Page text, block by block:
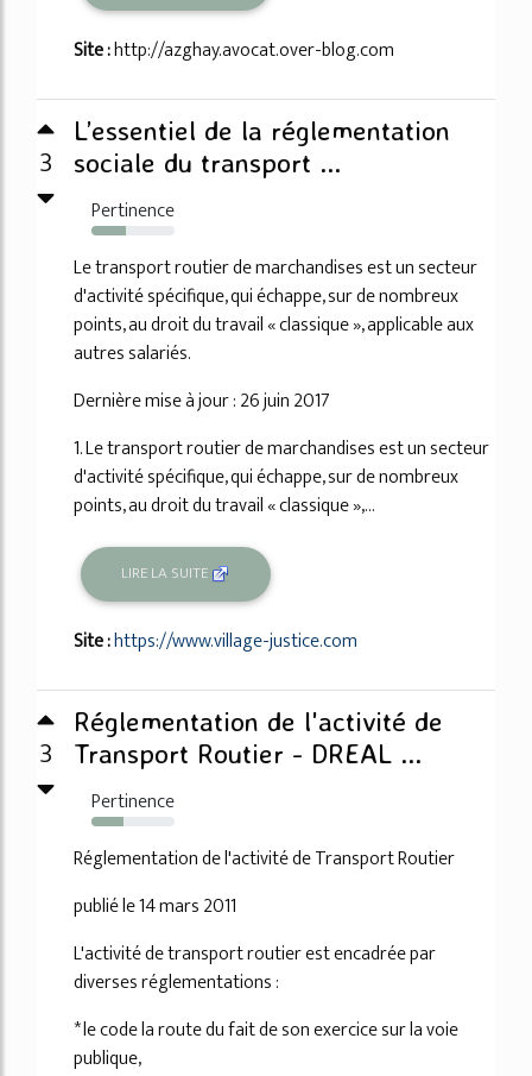
Site :http://azghay.avocat.over-blog.com
3
L’essentiel de la réglementation
sociale du transport ...
Pertinence
41%
Le transport routier de marchandises est un secteur
d'activité spécifique, qui échappe, sur de nombreux
points, au droit du travail « classique », applicable aux
autres salariés.
Dernière mise à jour : 26 juin 2017
1. Le transport routier de marchandises est un secteur
d'activité spécifique, qui échappe, sur de nombreux
points, au droit du travail « classique »,...
LIRE LA SUITE
Site :https://www.village-justice.com
3
Réglementation de l'activité de
Transport Routier - DREAL ...
Pertinence
39%
Réglementation de l'activité de Transport Routier
publié le 14 mars 2011
L'activité de transport routier est encadrée par
diverses réglementations :
* le code la route du fait de son exercice sur la voie
publique,